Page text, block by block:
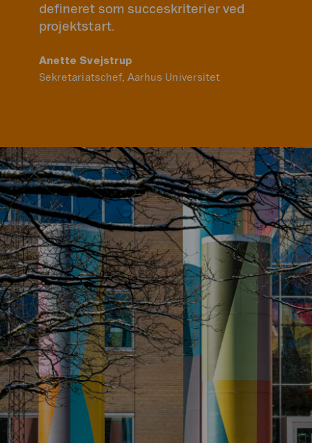
defineret som succeskriterier ved
projektstart.
Anette Svejstrup
Sekretariatschef, Aarhus Universitet